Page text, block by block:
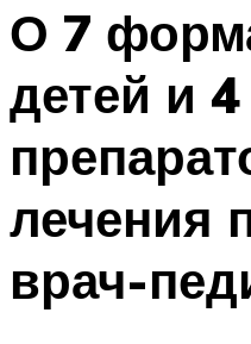
О 7
детей и
лечения
врач-